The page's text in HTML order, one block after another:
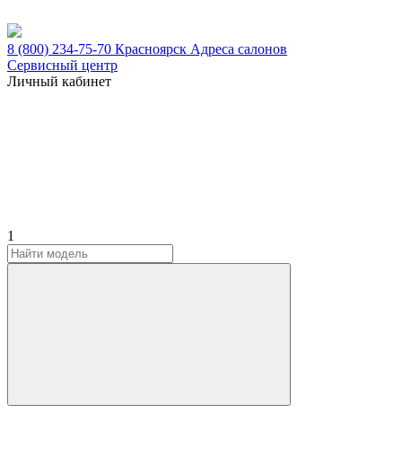
8 (800) 234-75-70 Красноярск Адреса салонов
Сервисный центр
Личный кабинет
1